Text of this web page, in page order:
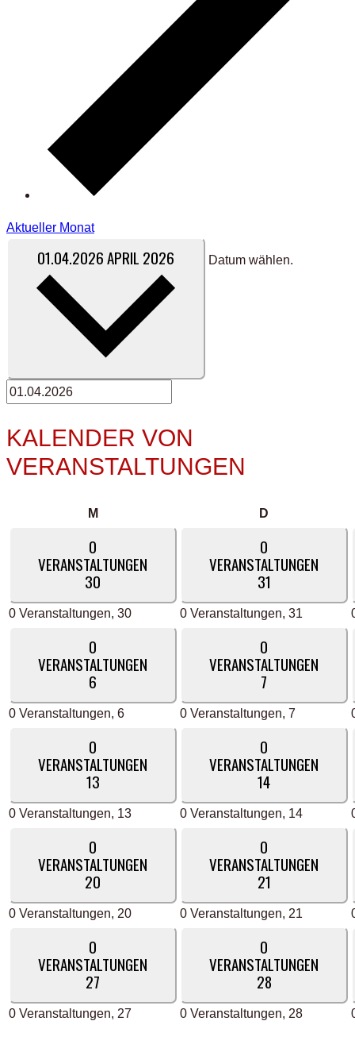
Aktueller Monat
01.04.2026APRIL 2026 Datum wählen.
KALENDER VON
VERANSTALTUNGEN
MMontag D
0
VERANSTALTUNGEN
30
0 Veranstaltungen, 30
0
VERANSTALTUNGEN
31
0 Veranstaltungen, 31
0
VERANSTALTUNGEN
6
0 Veranstaltungen, 6
0
VERANSTALTUNGEN
7
0 Veranstaltungen, 7
0
VERANSTALTUNGEN
13
0 Veranstaltungen, 13
0
VERANSTALTUNGEN
14
0 Veranstaltungen, 14
0
VERANSTALTUNGEN
20
0 Veranstaltungen, 20
0
VERANSTALTUNGEN
21
0 Veranstaltungen, 21
0
VERANSTALTUNGEN
27
0 Veranstaltungen, 27
0
VERANSTALTUNGEN
28
0 Veranstaltungen, 28